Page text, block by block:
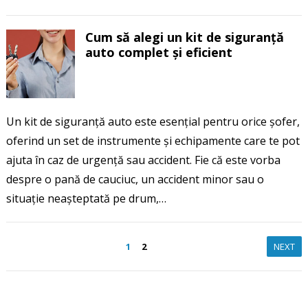
Cum să alegi un kit de siguranță
auto complet și eficient
Un kit de siguranță auto este esențial pentru orice șofer,
oferind un set de instrumente și echipamente care te pot
ajuta în caz de urgență sau accident. Fie că este vorba
despre o pană de cauciuc, un accident minor sau o
situație neașteptată pe drum,…
1 2 NEXT